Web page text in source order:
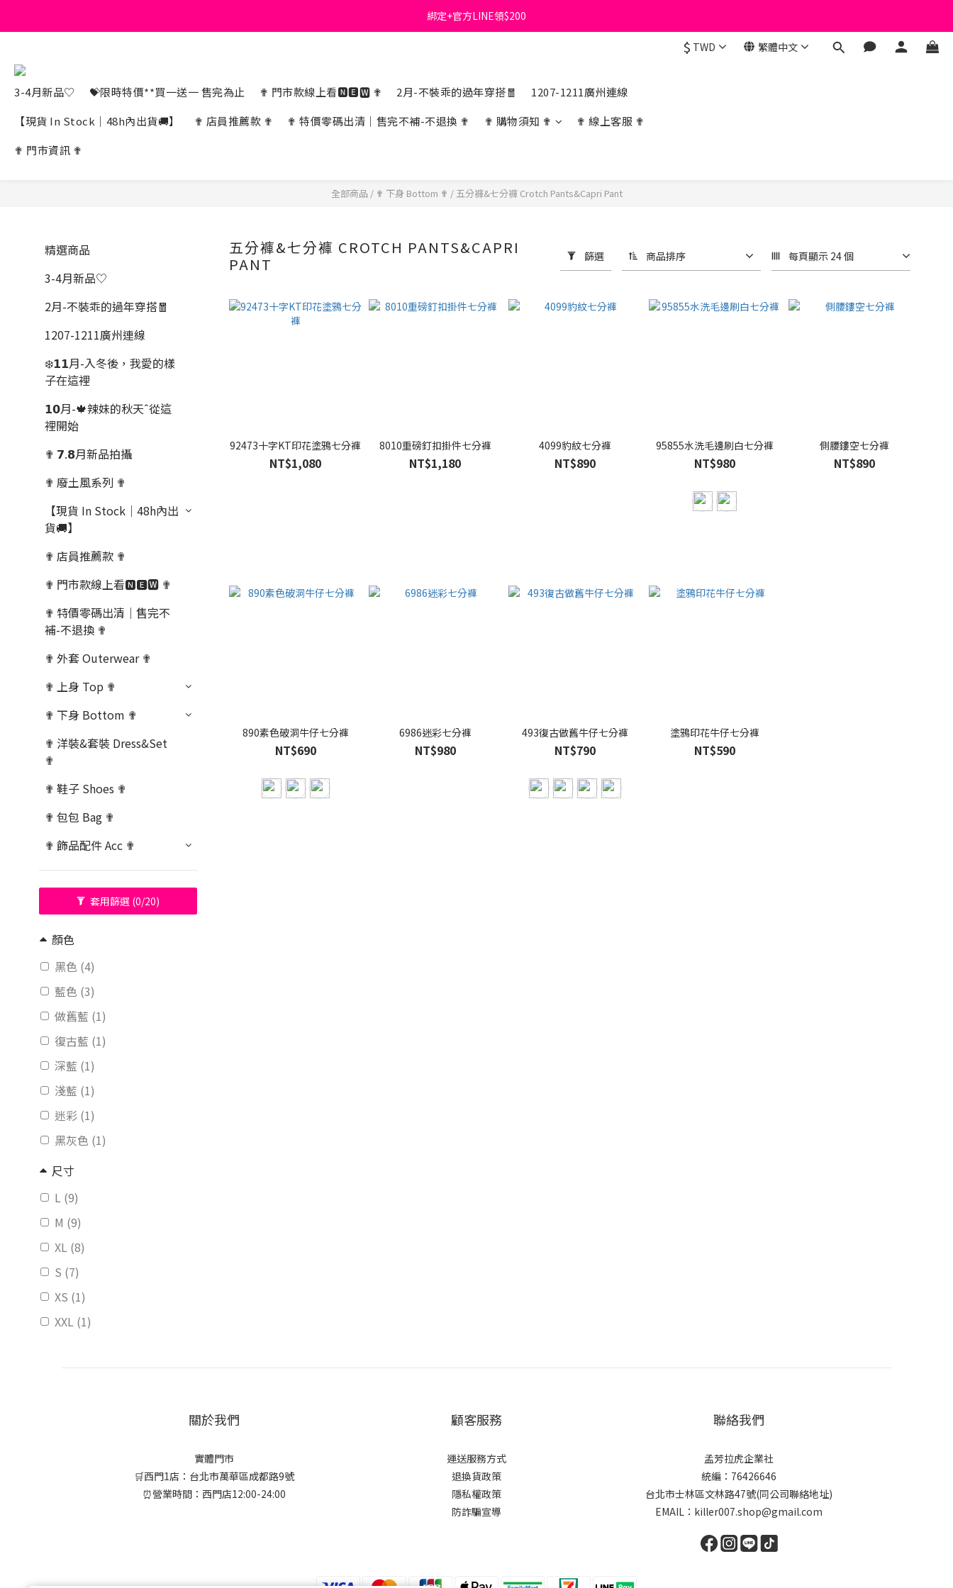
首購免運費🚚
綁定+官方LINE領$200
$ TWD 繁體中文
3-4月新品♡ 💝限時特價**買一送一 售完為止 ✟ 門市款線上看🅽🅴🆆 ✟ 2月-不裝乖的過年穿搭🧧
1207-1211廣州連線
【現貨 In Stock｜48h內出貨🚚】
✟ 店員推薦款 ✟ ✟ 特價零碼出清｜售完不補-不退換 ✟ ✟ 購物須知 ✟
✟ 線上客服 ✟
✟ 門市資訊 ✟
全部商品 / ✟ 下身 Bottom ✟ / 五分褲&七分褲 Crotch Pants&Capri Pant
精選商品
3-4月新品♡
2月-不裝乖的過年穿搭🧧
1207-1211廣州連線
❄️𝟭𝟭月-入冬後，我愛的樣
子在這裡
𝟭𝟬月-🍁辣妹的秋天ˆ從這
裡開始
✟ 𝟳.𝟴月新品拍攝
✟ 廢土風系列 ✟
【現貨 In Stock｜48h內出
貨🚚】
✟ 店員推薦款 ✟
✟ 門市款線上看🅽🅴🆆 ✟
✟ 特價零碼出清｜售完不
補-不退換 ✟
✟ 外套 Outerwear ✟
✟ 上身 Top ✟
✟ 下身 Bottom ✟
✟ 洋裝&套裝 Dress&Set
✟
✟ 鞋子 Shoes ✟
✟ 包包 Bag ✟
✟ 飾品配件 Acc ✟
套用篩選 (0/20)
顏色
黑色 (4)
藍色 (3)
做舊藍 (1)
復古藍 (1)
深藍 (1)
淺藍 (1)
迷彩 (1)
黑灰色 (1)
尺寸
L (9)
M (9)
XL (8)
S (7)
XS (1)
XXL (1)
五分褲&七分褲 CROTCH PANTS&CAPRI
PANT
篩選 商品排序 每頁顯示 24 個
92473十字KT印花塗鴉七分褲
NT$1,080
8010重磅釘扣掛件七分褲
NT$1,180
4099豹紋七分褲
NT$890
95855水洗毛邊刷白七分褲
NT$980
側腰鏤空七分褲
NT$890
890素色破洞牛仔七分褲
NT$690
6986迷彩七分褲
NT$980
493復古做舊牛仔七分褲
NT$790
塗鴉印花牛仔七分褲
NT$590
關於我們
實體門市
🛒西門1店：台北市萬華區成都路9號
⏰營業時間：西門店12:00-24:00
顧客服務
運送服務方式
退換貨政策
隱私權政策
防詐騙宣導
聯絡我們
孟芳拉虎企業社
統編：76426646
台北市士林區文林路47號(同公司聯絡地址)
EMAIL：killer007.shop@gmail.com